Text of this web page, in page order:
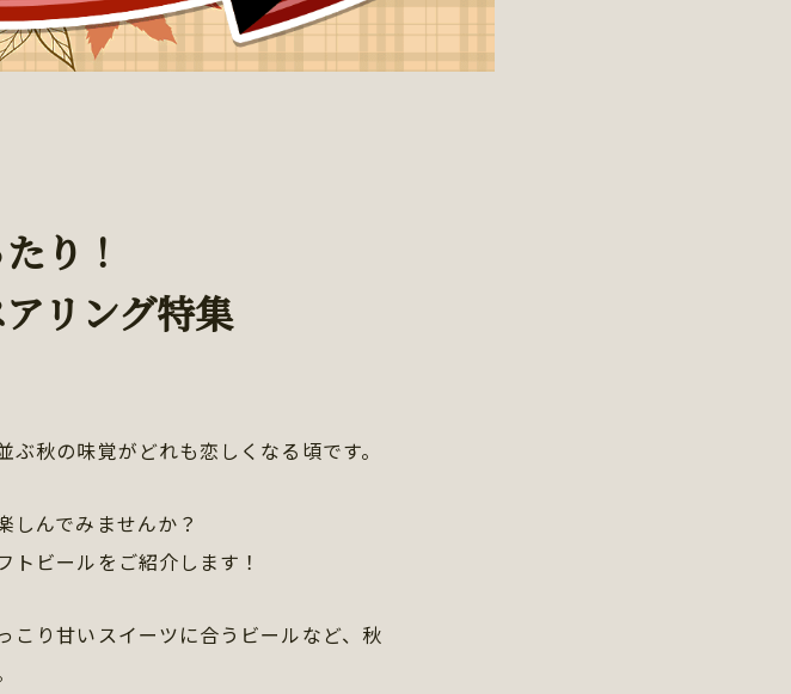
り！
リング特集
秋の味覚がどれも恋しくなる頃です。
しんでみませんか？
ビールをご紹介します！
こり甘いスイーツに合うビールなど、秋